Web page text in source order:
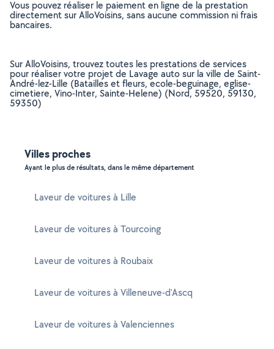
Vous pouvez réaliser le paiement en ligne de la prestation
directement sur AlloVoisins, sans aucune commission ni frais
bancaires.
Sur AlloVoisins, trouvez toutes les prestations de services
pour réaliser votre projet de Lavage auto sur la ville de Saint-
André-lez-Lille (Batailles et fleurs, ecole-beguinage, eglise-
cimetiere, Vino-Inter, Sainte-Helene) (Nord, 59520, 59130,
59350)
Villes proches
Ayant le plus de résultats, dans le même département
Laveur de voitures à Lille
Laveur de voitures à Tourcoing
Laveur de voitures à Roubaix
Laveur de voitures à Villeneuve-d'Ascq
Laveur de voitures à Valenciennes